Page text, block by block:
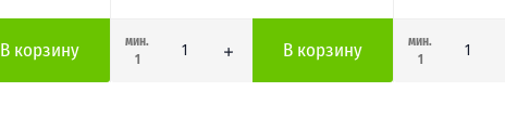
В корзину
мин.
1
В корзину
мин.
1